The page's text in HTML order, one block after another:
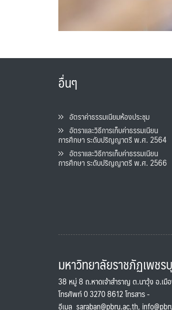
อื่นๆ
อัตราค่าธรรมเนียมห้องประชุม
อัตราและวิธีการเก็บค่าธรรมเนียน
การศึกษา ระดับปริญญาตรี พ.ศ. 2564
อัตราและวิธีการเก็บค่าธรรมเนียน
การศึกษา ระดับปริญญาตรี พ.ศ. 2566
มหาวิทยาลัยราชภัฏเพชร
38 หมู่ 8 ถ.หาดเจ้าสำราญ ต.นาวุ้ง อ.เมื
โทรศัพท์ 0 3270 8612 โทรสาร -
อีเมล saraban@pbru.ac.th,